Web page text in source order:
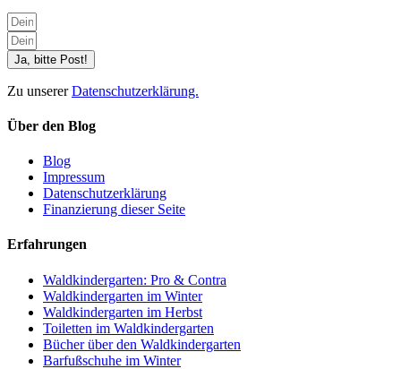
Ja, bitte Post!
Zu unsererDatenschutzerklärung.
Über den Blog
Blog
Impressum
Datenschutzerklärung
Finanzierung dieser Seite
Erfahrungen
Waldkindergarten: Pro & Contra
Waldkindergarten im Winter
Waldkindergarten im Herbst
Toiletten im Waldkindergarten
Bücher über den Waldkindergarten
Barfußschuhe im Winter